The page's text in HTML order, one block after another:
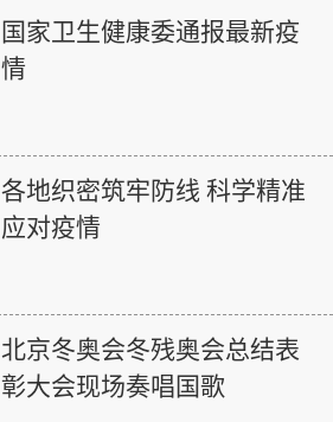
国家卫生健康委通报最新疫
情
各地织密筑牢防线 科学精准
应对疫情
北京冬奥会冬残奥会总结表
彰大会现场奏唱国歌